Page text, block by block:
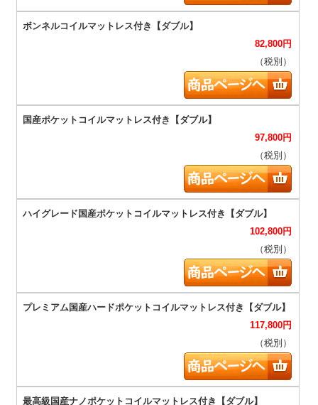
82,800円
（税別）
97,800円
（税別）
102,800円
（税別）
117,800円
（税別）